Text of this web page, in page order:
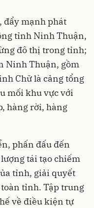
đẩy mạnh phát
tỉnh Ninh Thuận,
đô thị trong tỉnh;
Ninh Thuận, gồm
Chữ là cảng tổng
mối khu vực với
hàng rời, hàng
phấn đấu đến
tái tạo chiếm
tỉnh, giải quyết
tỉnh. Tập trung
về điều kiện tự